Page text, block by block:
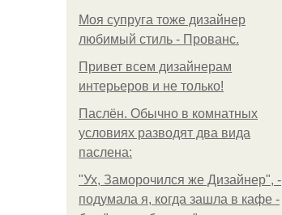
Моя супруга тоже дизайнер
любимый стиль - Прованс.
Привет всем дизайнерам
интерьеров и не только!
Паслён. Обычно в комнатных
условиях разводят два вида
паслена:
"Ух, Заморочился же Дизайнер", -
подумала я, когда зашла в кафе -